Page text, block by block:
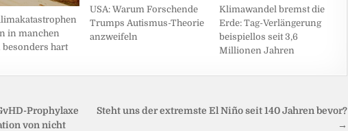
in manchen
besonders hart
USA: Warum Forschende
Trumps Autismus-Theorie
anzweifeln
Klimawandel bremst die
Erde: Tag-Verlängerung
beispiellos seit 3,6
Millionen Jahren
Steht uns der extremste El Niño seit 140 Jahren bevor?
→
Prophylaxe
von nicht